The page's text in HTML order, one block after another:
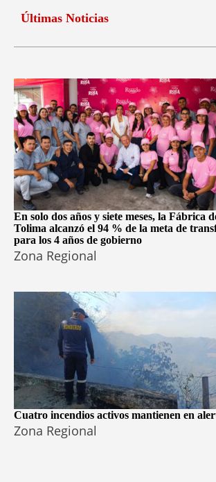
Últimas Noticias
En solo dos años y siete meses, la Fábrica
Tolima alcanzó el 94 % de la meta de
para los 4 años de gobierno
Zona Regional
Cuatro incendios activos mantienen en
Zona Regional